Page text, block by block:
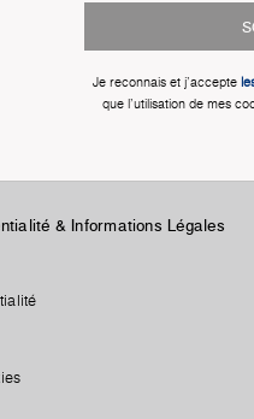
Je reconnais et j'accepte
que l'utilisation de mes
& Informations Légales